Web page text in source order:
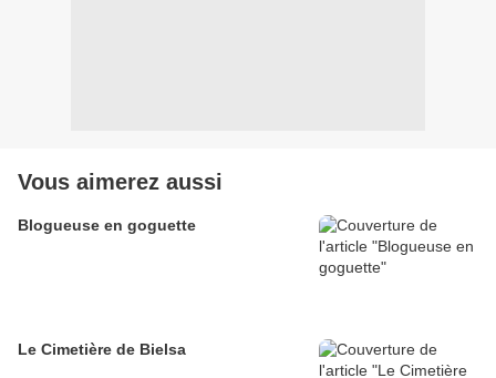
Vous aimerez aussi
Blogueuse en goguette
Le Cimetière de Bielsa